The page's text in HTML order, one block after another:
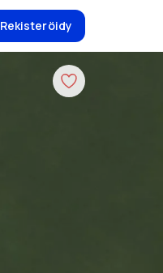
Rekisteröidy